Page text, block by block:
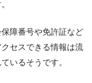
障番号や免許証など
セスできる情報は流
いるそうです。